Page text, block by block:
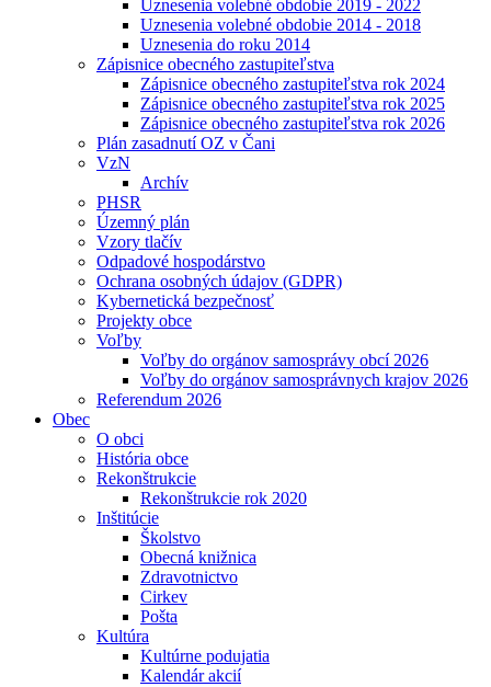
Uznesenia volebné obdobie 2019 - 2022
Uznesenia volebné obdobie 2014 - 2018
Uznesenia do roku 2014
Zápisnice obecného zastupiteľstva
Zápisnice obecného zastupiteľstva rok 2024
Zápisnice obecného zastupiteľstva rok 2025
Zápisnice obecného zastupiteľstva rok 2026
Plán zasadnutí OZ v Čani
VzN
Archív
PHSR
Územný plán
Vzory tlačív
Odpadové hospodárstvo
Ochrana osobných údajov (GDPR)
Kybernetická bezpečnosť
Projekty obce
Voľby
Voľby do orgánov samosprávy obcí 2026
Voľby do orgánov samosprávnych krajov 2026
Referendum 2026
Obec
O obci
História obce
Rekonštrukcie
Rekonštrukcie rok 2020
Inštitúcie
Školstvo
Obecná knižnica
Zdravotnictvo
Cirkev
Pošta
Kultúra
Kultúrne podujatia
Kalendár akcií